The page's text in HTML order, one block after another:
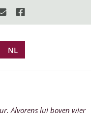
NL
Alvorens lui boven wier